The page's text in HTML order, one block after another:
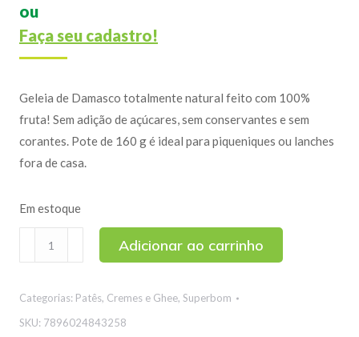
ou
Faça seu cadastro!
Geleia de Damasco totalmente natural feito com 100%
fruta! Sem adição de açúcares, sem conservantes e sem
corantes. Pote de 160 g é ideal para piqueniques ou lanches
fora de casa.
Em estoque
de
100%
Fruta
Adicionar ao carrinho
Categorias: Patês, Cremes e Ghee, Superbom
SKU: 7896024843258